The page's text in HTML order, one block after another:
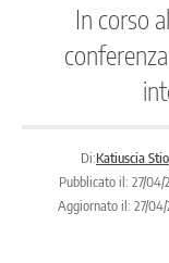
In corso
Di:Katiuscia Stio
Pubblicato il: 27/04/
Aggiornato il: 27/04/